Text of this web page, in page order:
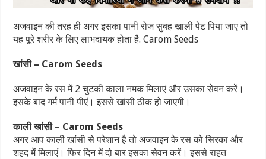
अजवाइन की तरह ही अगर इसका पानी रोज सुबह खाली पेट पि‍या जाए तो
यह पूरे शरीर के लिए लाभदायक होता है. Carom Seeds
खांसी – Carom Seeds
अजवाइन के रस में 2 चुटकी काला नमक मिलाएं और उसका सेवन करें।
इसके बाद गर्म पानी पीएं। इससे खांसी ठीक हो जाएगी।
काली खांसी – Carom Seeds
अगर आप काली खांसी से परेशान है तो अजवाइन के रस को सिरका और
शहद में मिलाएं। फिर दिन में दो बार इसका सेवन करें। इससे राहत